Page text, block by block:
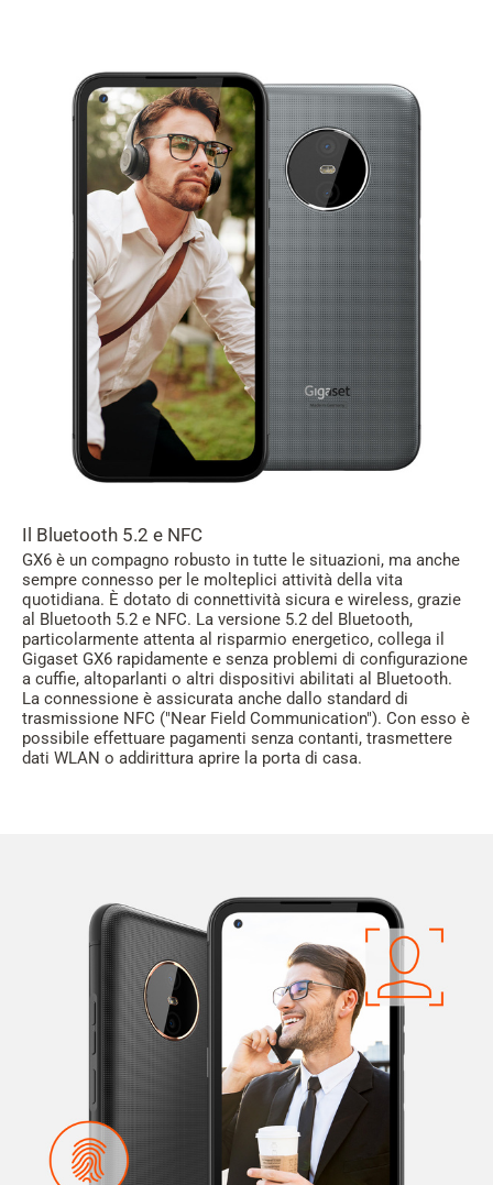
Il Bluetooth 5.2 e NFC
GX6 è un compagno robusto in tutte le situazioni, ma anche
sempre connesso per le molteplici attività della vita
quotidiana. È dotato di connettività sicura e wireless, grazie
al Bluetooth 5.2 e NFC. La versione 5.2 del Bluetooth,
particolarmente attenta al risparmio energetico, collega il
Gigaset GX6 rapidamente e senza problemi di configurazione
a cuffie, altoparlanti o altri dispositivi abilitati al Bluetooth.
La connessione è assicurata anche dallo standard di
trasmissione NFC ("Near Field Communication"). Con esso è
possibile effettuare pagamenti senza contanti, trasmettere
dati WLAN o addirittura aprire la porta di casa.